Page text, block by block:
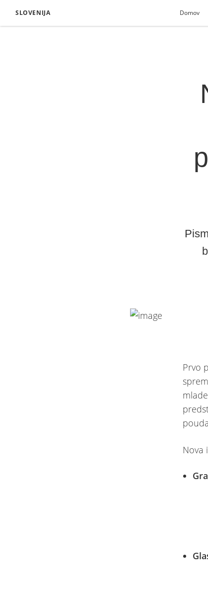
SLOVENIJA Domov
Prvo
Nova